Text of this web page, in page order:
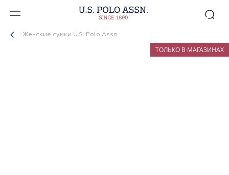
Женские сумки U.S. Polo Assn.
ТОЛЬКО В МАГАЗИНАХ